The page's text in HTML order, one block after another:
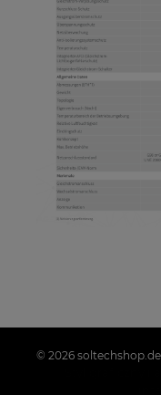
© 2026